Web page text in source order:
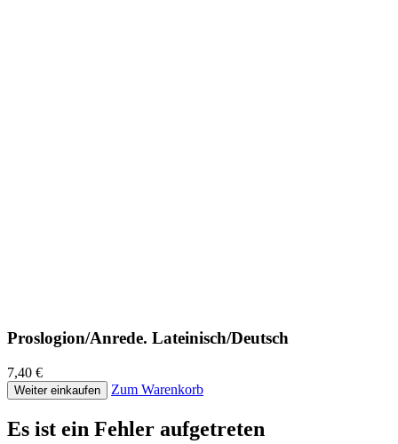
Proslogion/Anrede. Lateinisch/Deutsch
7,40 €
Weiter einkaufen Zum Warenkorb
Es ist ein Fehler aufgetreten